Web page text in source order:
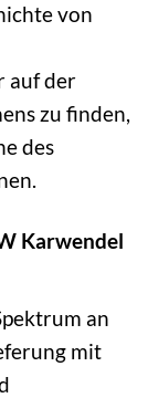
von
auf der
zu finden,
des
Karwendel
an
mit